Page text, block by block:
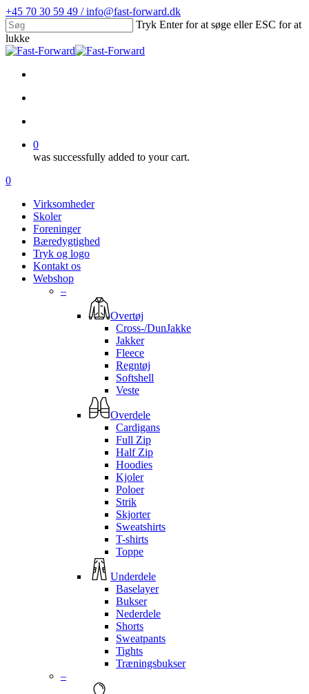
Skip
to
main
content
+45 70 30 59 49 / info@fast-forward.dk
Tryk Enter for at søge eller ESC for at
lukke
Close
0
was successfully added to your cart.
Menu
search
account
0
Virksomheder
Skoler
Foreninger
Bæredygtighed
Tryk og logo
Kontakt os
Webshop
–
Overtøj
Cross-/DunJakke
Jakker
Fleece
Regntøj
Softshell
Veste
Overdele
Cardigans
Full Zip
Half Zip
Hoodies
Kjoler
Poloer
Strik
Skjorter
Sweatshirts
T-shirts
Toppe
Underdele
Baselayer
Bukser
Nederdele
Shorts
Sweatpants
Tights
Træningsbukser
–